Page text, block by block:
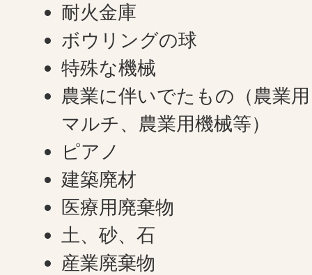
耐火金庫
ボウリングの球
特殊な機械
農業に伴いでたもの（農業
マルチ、農業用機械等）
ピアノ
建築廃材
医療用廃棄物
土、砂、石
産業廃棄物